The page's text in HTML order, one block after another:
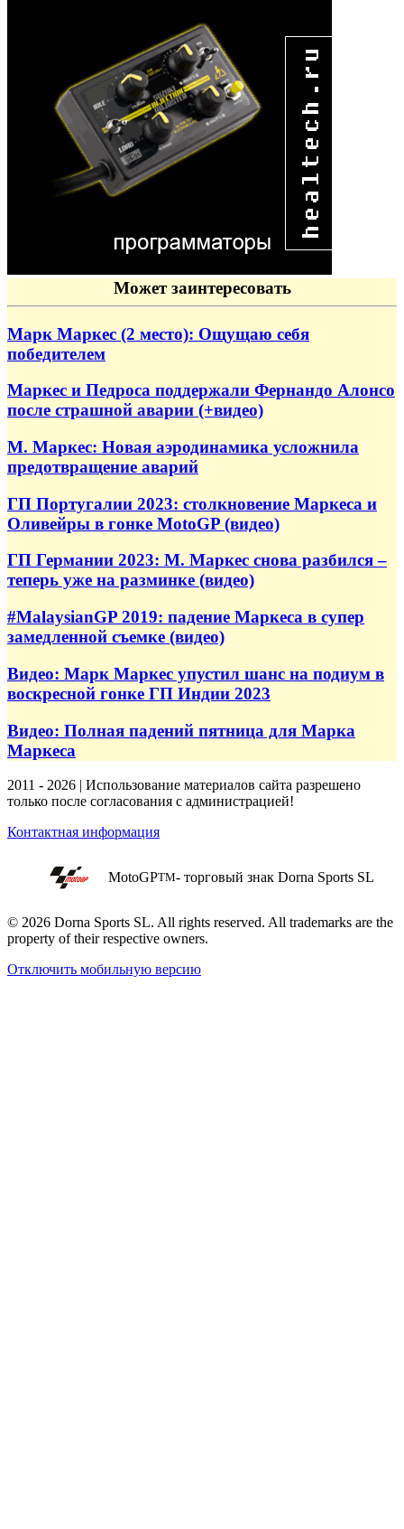
Может заинтересовать
Марк Маркес (2 место): Ощущаю себя
победителем
Маркес и Педроса поддержали Фернандо Алонсо
после страшной аварии (+видео)
М. Маркес: Новая аэродинамика усложнила
предотвращение аварий
ГП Португалии 2023: столкновение Маркеса и
Оливейры в гонке MotoGP (видео)
ГП Германии 2023: М. Маркес снова разбился –
теперь уже на разминке (видео)
#MalaysianGP 2019: падение Маркеса в супер
замедленной съемке (видео)
Видео: Марк Маркес упустил шанс на подиум в
воскресной гонке ГП Индии 2023
Видео: Полная падений пятница для Марка
Маркеса
2011 - 2026 | Использование материалов сайта разрешено
только после согласования с администрацией!
Контактная информация
MotoGPTM- торговый знак Dorna Sports SL
© 2026 Dorna Sports SL. All rights reserved. All trademarks are the
property of their respective owners.
Отключить мобильную версию